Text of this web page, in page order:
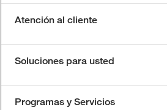
Atención al cliente
Soluciones para usted
Programas y Servicios